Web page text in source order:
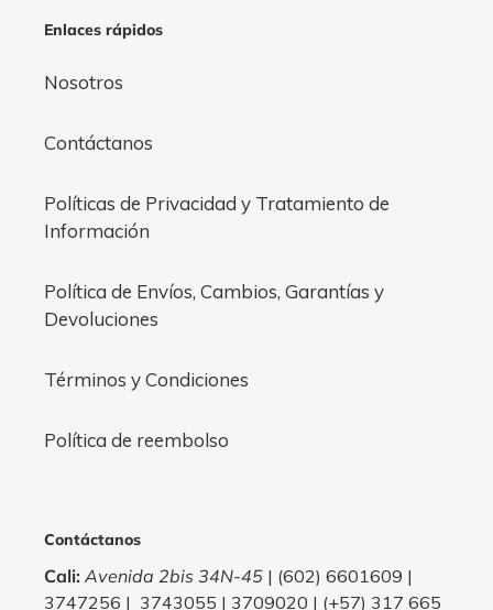
Enlaces rápidos
Nosotros
Contáctanos
Políticas de Privacidad y Tratamiento de
Información
Política de Envíos, Cambios, Garantías y
Devoluciones
Términos y Condiciones
Política de reembolso
Contáctanos
Cali: Avenida 2bis 34N-45 | (602) 6601609 |
3747256 | 3743055 | 3709020 | (+57) 317 665